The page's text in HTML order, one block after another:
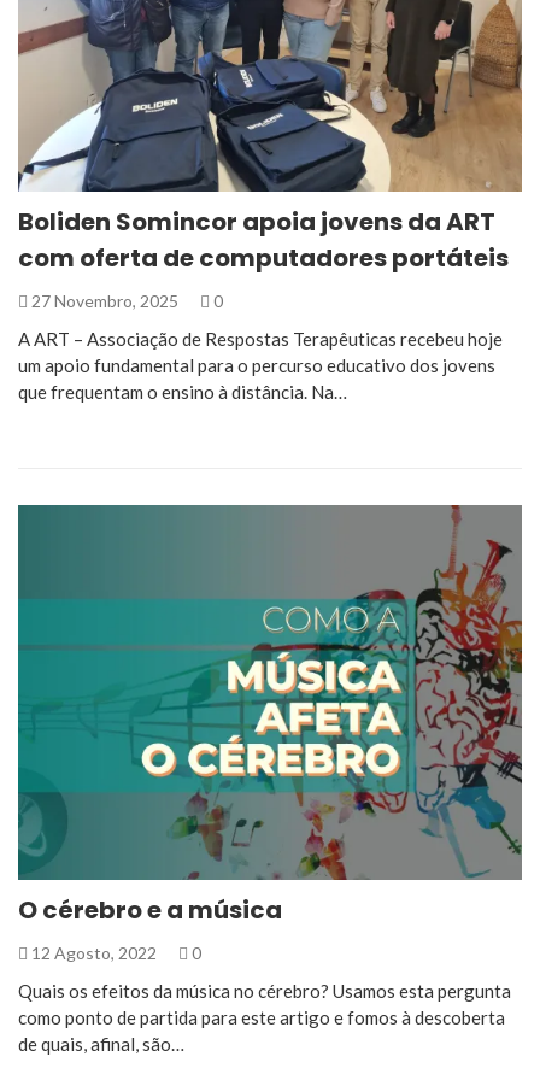
Boliden Somincor apoia jovens da ART
com oferta de computadores portáteis
27 Novembro, 2025 0
A ART – Associação de Respostas Terapêuticas recebeu hoje
um apoio fundamental para o percurso educativo dos jovens
que frequentam o ensino à distância. Na…
O cérebro e a música
12 Agosto, 2022 0
Quais os efeitos da música no cérebro? Usamos esta pergunta
como ponto de partida para este artigo e fomos à descoberta
de quais, afinal, são…